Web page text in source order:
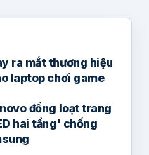
ra mắt thương hiệu
laptop chơi game
đồng loạt trang
hai tầng' chống